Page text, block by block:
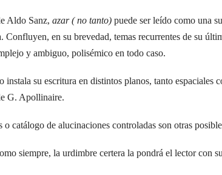
Aldo Sanz, azar ( no tanto) puede ser leído como una
Confluyen, en su brevedad, temas recurrentes de su
y ambiguo, polisémico en todo caso.
instala su escritura en distintos planos, tanto
G. Apollinaire.
o catálogo de alucinaciones controladas son otras
siempre, la urdimbre certera la pondrá el lector con